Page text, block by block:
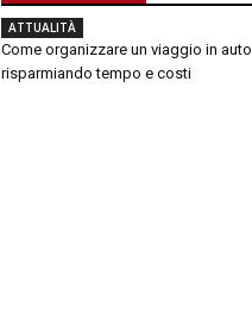
ATTUALITÀ
Come organizzare un viaggio in auto
risparmiando tempo e costi